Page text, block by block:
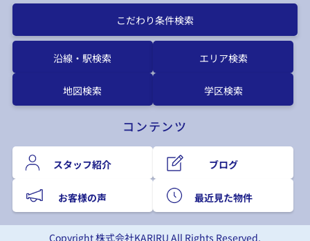
こだわり条件検索
沿線・駅検索 エリア検索
地図検索 学区検索
コンテンツ
スタッフ紹介 ブログ
お客様の声 最近見た物件
Copyright 株式会社KARIRU All Rights Reserved.